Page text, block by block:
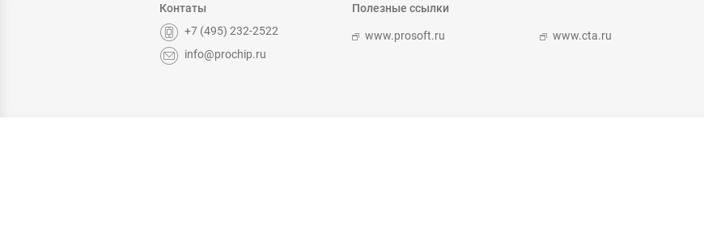
Контаты
+7 (495) 232-2522
info@prochip.ru
Полезные ссылки
www.prosoft.ru www.cta.ru